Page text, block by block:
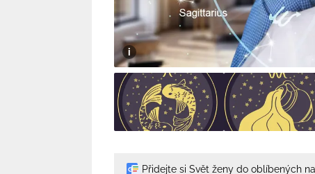
Přidejte si Svět ženy do oblíbených na